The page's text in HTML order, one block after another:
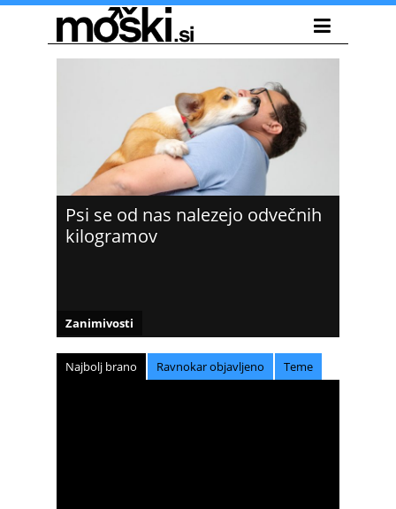
Psi se od nas nalezejo odvečnih
kilogramov
Zanimivosti
Najbolj brano Ravnokar objavljeno Teme